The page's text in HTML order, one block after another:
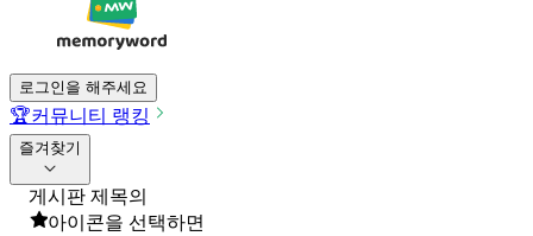
로그인을 해주세요
🏆커뮤니티 랭킹
즐겨찾기
게시판 제목의
아이콘을 선택하면